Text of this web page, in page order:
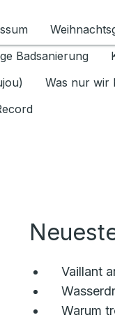
Datenschutz
Badsanierung
Was nur wir
Vaillant
Warum